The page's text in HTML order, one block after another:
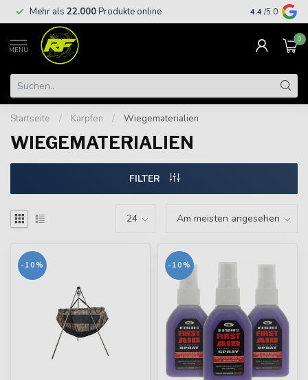
Mehr als 22.000Produkte online Kostenloser
€
4.4 /5.0
MENU
0
Startseite / Karpfen / Wiegematerialien
WIEGEMATERIALIEN
FILTER
-10% -10%